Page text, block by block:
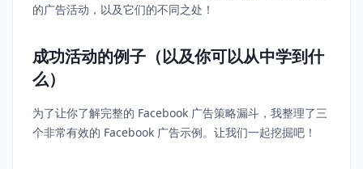
的广告活动，以及它们的不同之处！
成功活动的例子（以及你可以从中学到什
么）
为了让你了解完整的 Facebook 广告策略漏斗，我整理了三
个非常有效的 Facebook 广告示例。让我们一起挖掘吧！